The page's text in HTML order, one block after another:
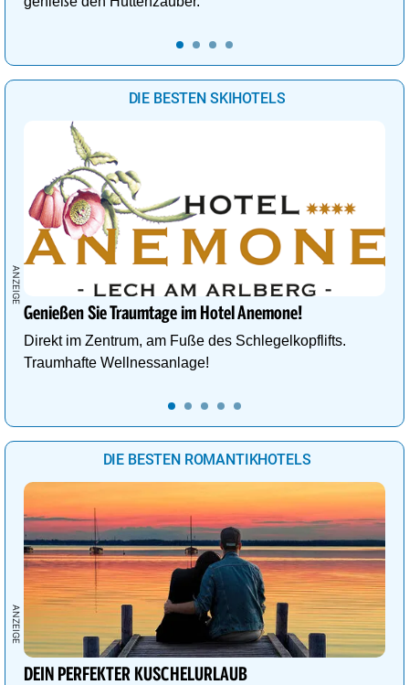
DIE BESTEN SKIHOTELS
Genießen Sie Traumtage im Hotel Anemone!
Direkt im Zentrum, am Fuße des Schlegelkopflifts.
Traumhafte Wellnessanlage!
DIE BESTEN ROMANTIKHOTELS
DEIN PERFEKTER KUSCHELURLAUB